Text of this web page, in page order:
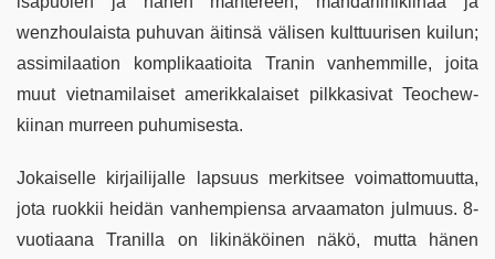
wenzhoulaista puhuvan äitinsä välisen kulttuurisen kuilun;
assimilaation komplikaatioita Tranin vanhemmille, joita
muut vietnamilaiset amerikkalaiset pilkkasivat Teochew-
kiinan murreen puhumisesta.
Jokaiselle kirjailijalle lapsuus merkitsee voimattomuutta,
jota ruokkii heidän vanhempiensa arvaamaton julmuus. 8-
vuotiaana Tranilla on likinäköinen näkö, mutta hänen